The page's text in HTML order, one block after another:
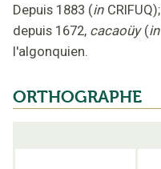
Depuis 1883 (in CRIFUQ);
depuis 1672, cacaoüy (in
l'algonquien.
ORTHOGRAPHE